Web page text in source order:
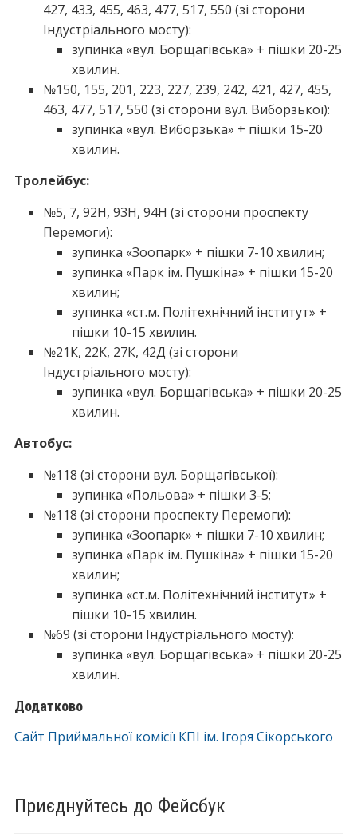
Приєднуйтесь до Фейсбук
427, 433, 455, 463, 477, 517, 550 (зі сторони
Індустріального мосту):
зупинка «вул. Борщагівська» + пішки 20-25
хвилин.
№150, 155, 201, 223, 227, 239, 242, 421, 427, 455,
463, 477, 517, 550 (зі сторони вул. Виборзької):
зупинка «вул. Виборзька» + пішки 15-20
хвилин.
Тролейбус:
№5, 7, 92Н, 93Н, 94Н (зі сторони проспекту
Перемоги):
зупинка «Зоопарк» + пішки 7-10 хвилин;
зупинка «Парк ім. Пушкіна» + пішки 15-20
хвилин;
зупинка «ст.м. Політехнічний інститут» +
пішки 10-15 хвилин.
№21К, 22К, 27К, 42Д (зі сторони
Індустріального мосту):
зупинка «вул. Борщагівська» + пішки 20-25
хвилин.
Автобус:
№118 (зі сторони вул. Борщагівської):
зупинка «Польова» + пішки 3-5;
№118 (зі сторони проспекту Перемоги):
зупинка «Зоопарк» + пішки 7-10 хвилин;
зупинка «Парк ім. Пушкіна» + пішки 15-20
хвилин;
зупинка «ст.м. Політехнічний інститут» +
пішки 10-15 хвилин.
№69 (зі сторони Індустріального мосту):
зупинка «вул. Борщагівська» + пішки 20-25
хвилин.
Додатково
Сайт Приймальної комісії КПІ ім. Ігоря Сікорського